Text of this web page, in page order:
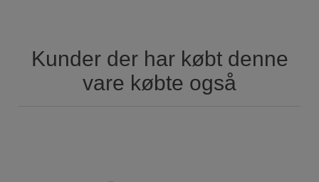
Kunder der har købt denne
vare købte også